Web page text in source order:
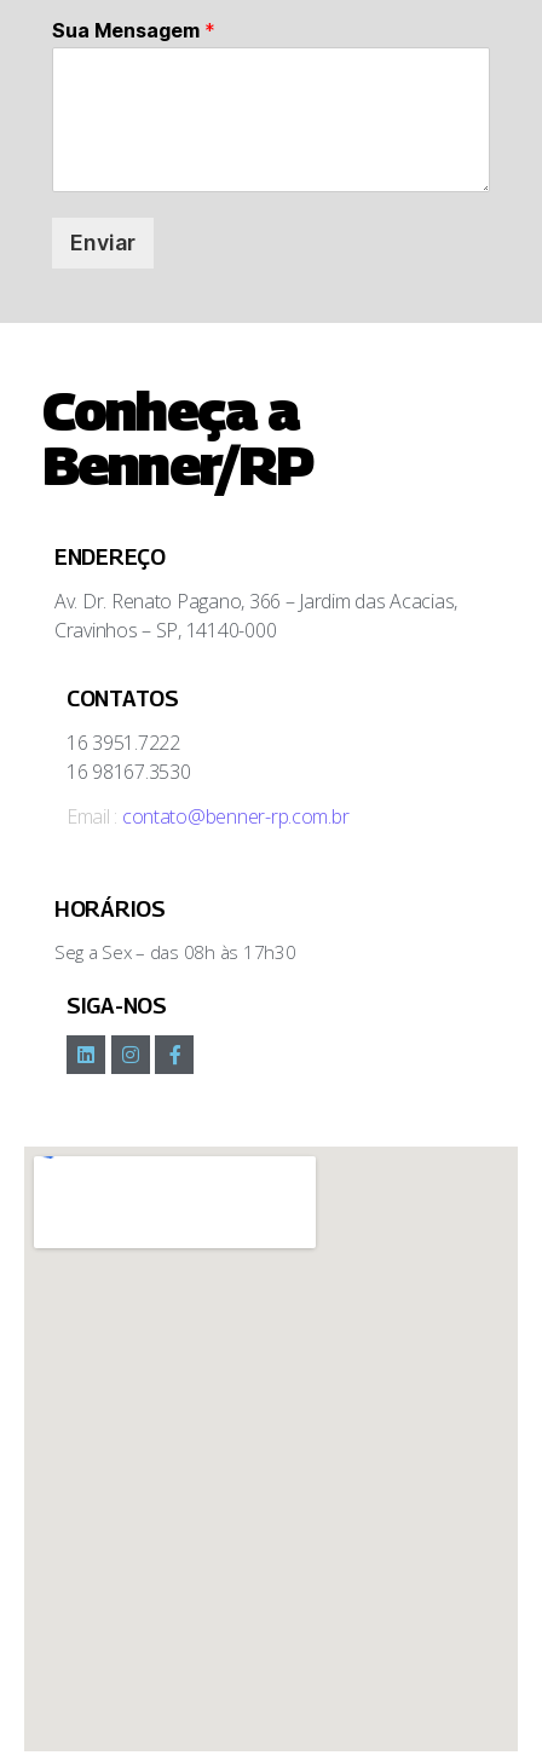
Sua Mensagem *
Enviar
Conheça a
Benner/RP
ENDEREÇO
Av. Dr. Renato Pagano, 366 – Jardim das Acacias,
Cravinhos – SP, 14140-000
CONTATOS
16 3951.7222
16 98167.3530
Email : contato@benner-rp.com.br
HORÁRIOS
Seg a Sex – das 08h às 17h30
SIGA-NOS